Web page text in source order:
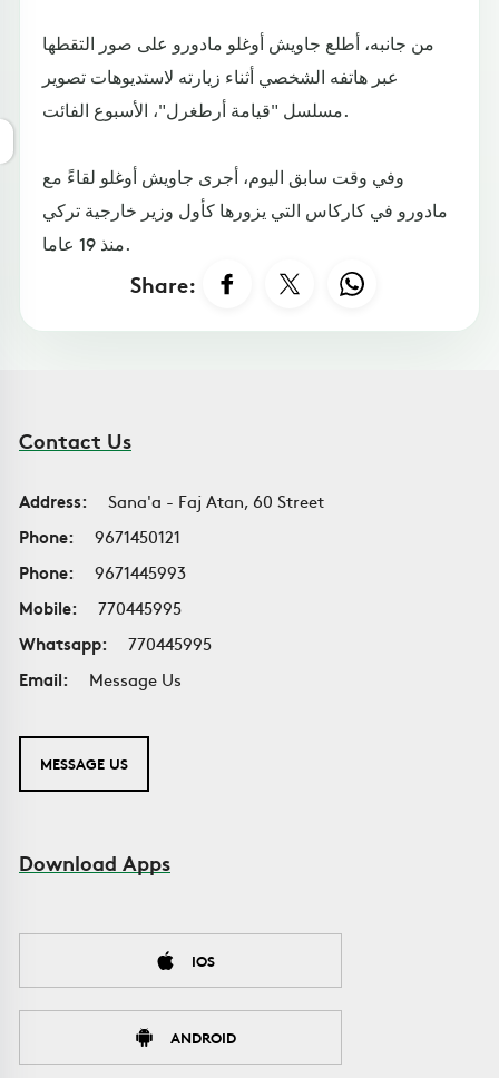
من جانبه، أطلع جاويش أوغلو مادورو على صور التقطها
عبر هاتفه الشخصي أثناء زيارته لاستديوهات تصوير
مسلسل "قيامة أرطغرل"، الأسبوع الفائت.
وفي وقت سابق اليوم، أجرى جاويش أوغلو لقاءً مع
مادورو في كاركاس التي يزورها كأول وزير خارجية تركي
منذ 19 عاما.
Share:
Contact Us
Address:
Sana'a - Faj Atan, 60 Street
Phone:
9671450121
Phone:
9671445993
Mobile:
770445995
Whatsapp:
770445995
Email:
Message Us
MESSAGE US
Download Apps
IOS
ANDROID